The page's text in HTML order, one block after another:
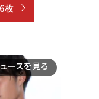
枚
ースを見る